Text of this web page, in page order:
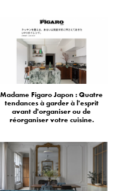
Madame Figaro Japon : Quatre
tendances à garder à l'esprit
avant d'organiser ou de
réorganiser votre cuisine.